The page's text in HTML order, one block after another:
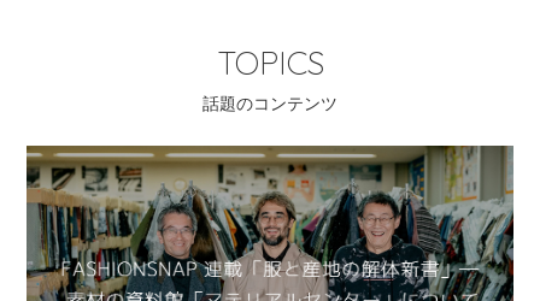
TOPICS